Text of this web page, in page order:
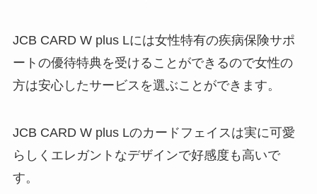
JCB CARD W plus Lには女性特有の疾病保険サポ
ート の優待特典を受けることができるので女性の
方は安心したサービスを選ぶことができます。
JCB CARD W plus Lのカードフェイスは実に可愛
らしくエレガントなデザインで好感度も高いで
す。